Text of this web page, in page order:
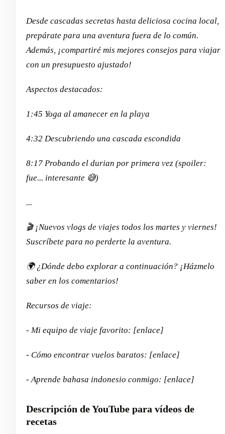
Desde cascadas secretas hasta deliciosa cocina local,
prepárate para una aventura fuera de lo común.
Además, ¡compartiré mis mejores consejos para viajar
con un presupuesto ajustado!
Aspectos destacados:
1:45 Yoga al amanecer en la playa
4:32 Descubriendo una cascada escondida
8:17 Probando el durian por primera vez (spoiler:
fue... interesante 😅)
...
🎬 ¡Nuevos vlogs de viajes todos los martes y viernes!
Suscríbete para no perderte la aventura.
🌍 ¿Dónde debo explorar a continuación? ¡Házmelo
saber en los comentarios!
Recursos de viaje:
- Mi equipo de viaje favorito: [enlace]
- Cómo encontrar vuelos baratos: [enlace]
- Aprende bahasa indonesio conmigo: [enlace]
Descripción de YouTube para vídeos de
recetas